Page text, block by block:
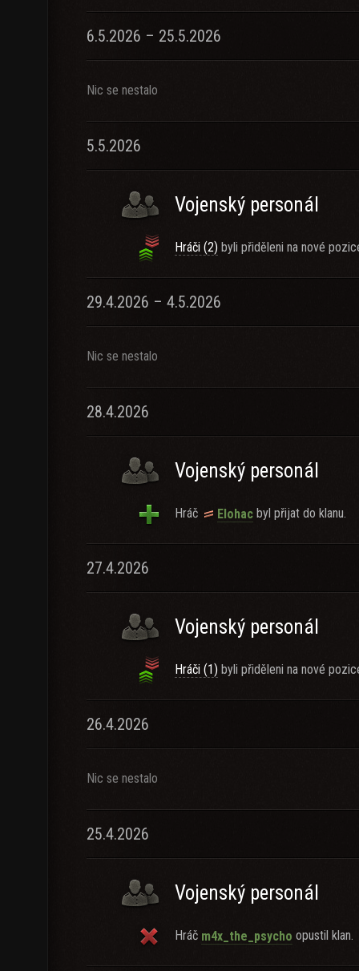
6.5.2026 – 25.5.2026
Nic se nestalo
5.5.2026
Vojenský personál
Hráči (2) byli přiděleni na nové
29.4.2026 – 4.5.2026
Nic se nestalo
28.4.2026
Vojenský personál
Hráč Elohac byl přijat do klanu.
27.4.2026
Vojenský personál
Hráči (1) byli přiděleni na nové
26.4.2026
Nic se nestalo
25.4.2026
Vojenský personál
Hráč m4x_the_psycho opustil klan.